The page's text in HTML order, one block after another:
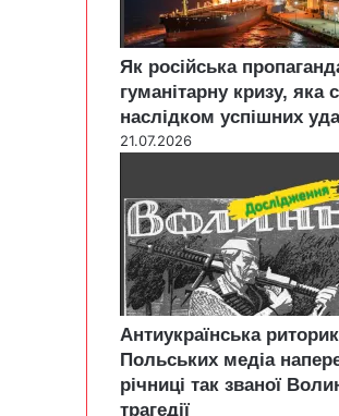
Як російська
гуманітарну кризу, яка
наслідком успішних
21.07.2026
Антиукраїнська
Польських медіа
річниці так званої
трагедії